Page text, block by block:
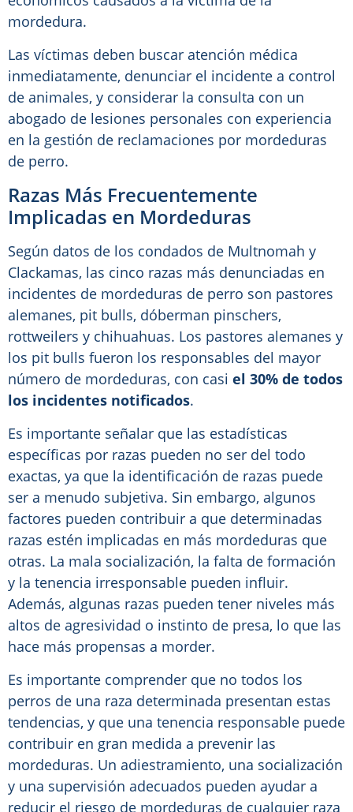
mordedura.
Las víctimas deben buscar atención médica
inmediatamente, denunciar el incidente a control
de animales, y considerar la consulta con un
abogado de lesiones personales con experiencia
en la gestión de reclamaciones por mordeduras
de perro.
Razas Más Frecuentemente
Implicadas en Mordeduras
Según datos de los condados de Multnomah y
Clackamas, las cinco razas más denunciadas en
incidentes de mordeduras de perro son pastores
alemanes, pit bulls, dóberman pinschers,
rottweilers y chihuahuas. Los pastores alemanes y
los pit bulls fueron los responsables del mayor
número de mordeduras, con casi el 30% de todos
los incidentes notificados.
Es importante señalar que las estadísticas
específicas por razas pueden no ser del todo
exactas, ya que la identificación de razas puede
ser a menudo subjetiva. Sin embargo, algunos
factores pueden contribuir a que determinadas
razas estén implicadas en más mordeduras que
otras. La mala socialización, la falta de formación
y la tenencia irresponsable pueden influir.
Además, algunas razas pueden tener niveles más
altos de agresividad o instinto de presa, lo que las
hace más propensas a morder.
Es importante comprender que no todos los
perros de una raza determinada presentan estas
tendencias, y que una tenencia responsable puede
contribuir en gran medida a prevenir las
mordeduras. Un adiestramiento, una socialización
y una supervisión adecuados pueden ayudar a
reducir el riesgo de mordeduras de cualquier raza